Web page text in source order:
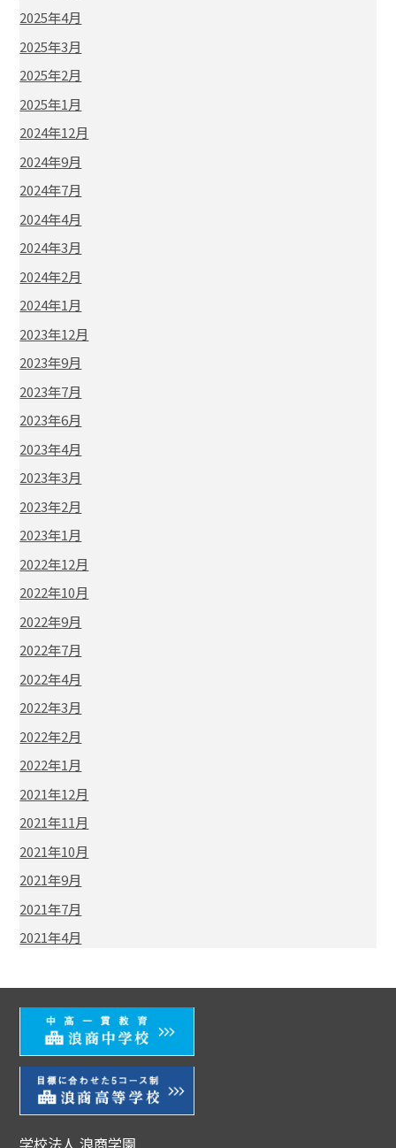
2025年4月
2025年3月
2025年2月
2025年1月
2024年12月
2024年9月
2024年7月
2024年4月
2024年3月
2024年2月
2024年1月
2023年12月
2023年9月
2023年7月
2023年6月
2023年4月
2023年3月
2023年2月
2023年1月
2022年12月
2022年10月
2022年9月
2022年7月
2022年4月
2022年3月
2022年2月
2022年1月
2021年12月
2021年11月
2021年10月
2021年9月
2021年7月
2021年4月
学校法人 浪商学園